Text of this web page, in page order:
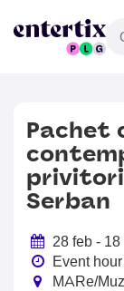
Pachet
Serban
28 feb -
Event
MARe/